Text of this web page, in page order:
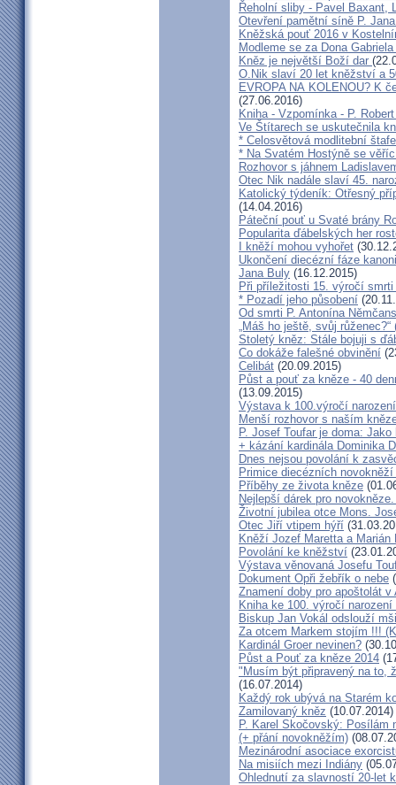
Řeholní sliby - Pavel Baxant,
Otevření pamětní síně P.
Kněžská pouť 2016 v
Modleme se za Dona
Kněz je největší Boží dar
O.Nik slaví 20 let kněžství a
EVROPA NA KOLENOU? K
(27.06.2016)
Kniha - Vzpomínka - P.
Ve Štítarech se uskutečnila
* Celosvětová modlitební
* Na Svatém Hostýně se
Rozhovor s jáhnem
Otec Nik nadále slaví 45.
Katolický týdeník: Otřesný
(14.04.2016)
Páteční pouť u Svaté brány
Popularita ďábelských her
I kněží mohou vyhořet
Ukončení diecézní fáze
Jana Buly (16.12.2015)
Při příležitosti 15. výročí
* Pozadí jeho působení
Od smrti P. Antonína
„Máš ho ještě, svůj
Stoletý kněz: Stále bojuji s
Co dokáže falešné obvinění
Celibát (20.09.2015)
Půst a pouť za kněze - 40
(13.09.2015)
Výstava k 100.výročí
Menší rozhovor s naším
P. Josef Toufar je doma:
+ kázání kardinála Dominika
Dnes nejsou povolání k
Primice diecézních
Příběhy ze života kněze
Nejlepší dárek pro
Životní jubilea otce Mons.
Otec Jiří vtipem hýří
Kněží Jozef Maretta a Marián
Povolání ke kněžství
Výstava věnovaná Josefu
Dokument Opři žebřík o nebe
Znamení doby pro apoštolát v
Kniha ke 100. výročí narození
Biskup Jan Vokál odslouží
Za otcem Markem stojím !!!
Kardinál Groer nevinen?
Půst a Pouť za kněze 2014
"Musím být připravený na to,
(16.07.2014)
Každý rok ubývá na Starém
Zamilovaný kněz (10.07.2014)
P. Karel Skočovský: Posílám
(+ přání novokněžím)
Mezinárodní asociace
Na misiích mezi Indiány
Ohlednutí za slavností 20-let